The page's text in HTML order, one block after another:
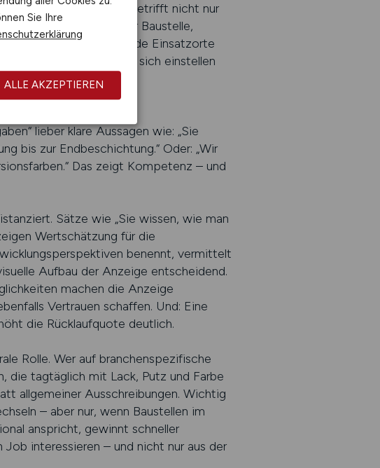
geboten wird. Das betrifft nicht nur
Verpflegung auf der Baustelle,
oder wechselnde Einsatzorte
wissen, worauf sie sich einstellen
lieber klare Aussagen wie: „Sie
bis zur Endbeschichtung.“ Oder: „Wir
Das zeigt Kompetenz – und
Sätze wie „Sie wissen, wie man
Wertschätzung für die
benennt, vermittelt
Aufbau der Anzeige entscheidend.
machen die Anzeige
Vertrauen schaffen. Und: Eine
die Rücklaufquote deutlich.
Rolle. Wer auf branchenspezifische
die tagtäglich mit Lack, Putz und Farbe
allgemeiner Ausschreibungen. Wichtig
– aber nur, wenn Baustellen im
anspricht, gewinnt schneller
interessieren – und nicht nur aus der
Sie Ihre
ALLE AKZEPTIEREN